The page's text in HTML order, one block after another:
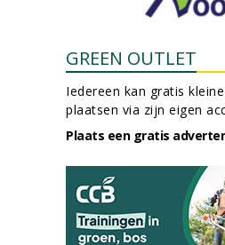
GREEN OUTLET
Iedereen kan gratis
plaatsen via zijn eigen
Plaats een gratis